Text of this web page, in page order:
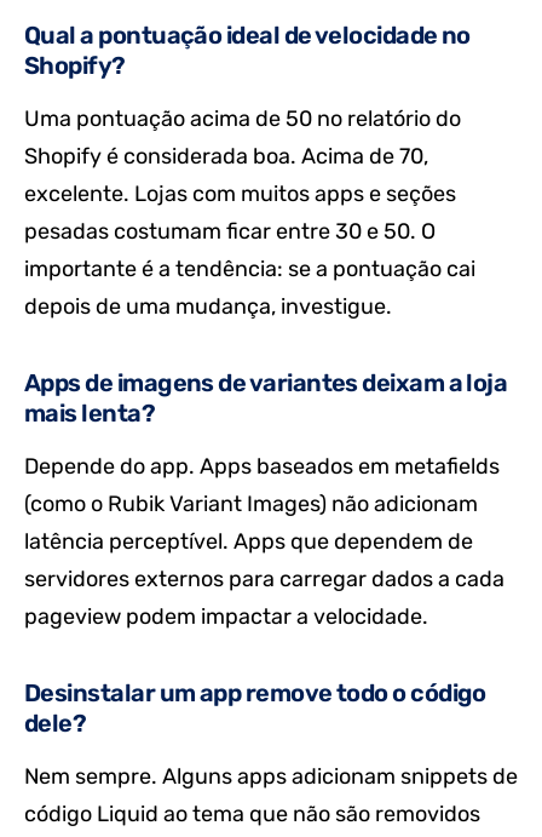
Qual a pontuação ideal de velocidade no
Shopify?
Uma pontuação acima de 50 no relatório do
Shopify é considerada boa. Acima de 70,
excelente. Lojas com muitos apps e seções
pesadas costumam ficar entre 30 e 50. O
importante é a tendência: se a pontuação cai
depois de uma mudança, investigue.
Apps de imagens de variantes deixam a loja
mais lenta?
Depende do app. Apps baseados em metafields
(como o Rubik Variant Images) não adicionam
latência perceptível. Apps que dependem de
servidores externos para carregar dados a cada
pageview podem impactar a velocidade.
Desinstalar um app remove todo o código
dele?
Nem sempre. Alguns apps adicionam snippets de
código Liquid ao tema que não são removidos